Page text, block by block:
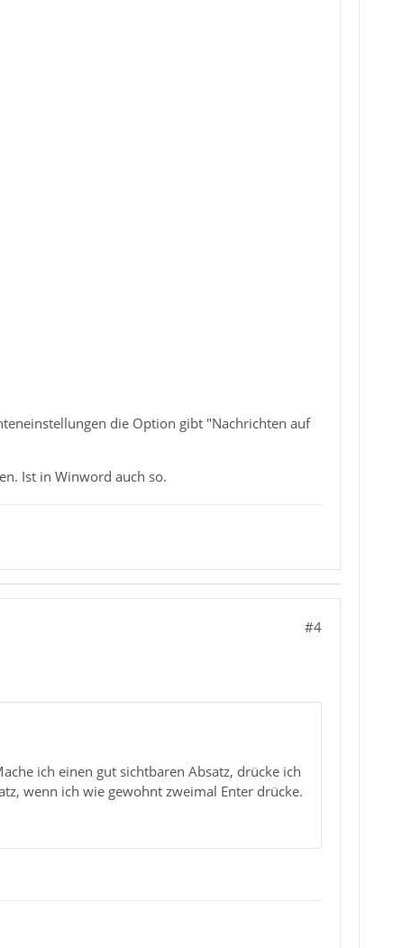
die Option gibt "Nachrichten auf
Ist in Winword auch so.
#4
ich einen gut sichtbaren Absatz, drücke ich
wenn ich wie gewohnt zweimal Enter drücke.